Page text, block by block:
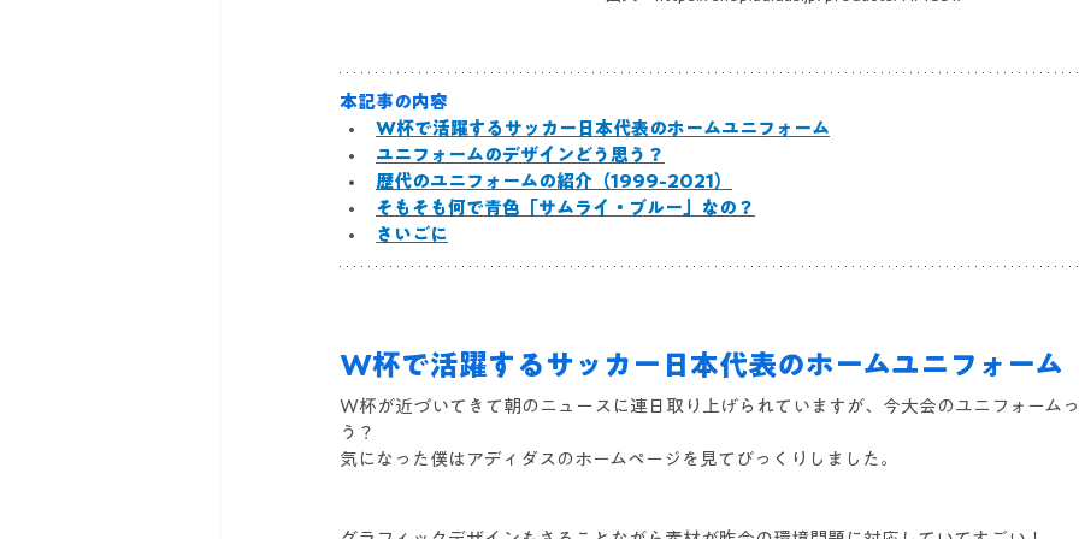
本記事の内容
W杯で活躍するサッカー日本代表のホームユニフォーム
ユニフォームのデザインどう思う？
歴代のユニフォームの紹介（1999-2021）
そもそも何で青色「サムライ・ブルー」なの？
さいごに
W杯で活躍するサッカー日本代表のホームユニフォーム
W杯が近づいてきて朝のニュースに連日取り上げられていますが、今大会のユニフォーム
う？
気になった僕はアディダスのホームページを見てびっくりしました。